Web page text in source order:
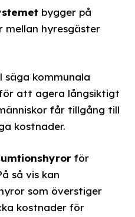
bygger på
mellan hyresgäster
säga kommunala
att agera långsiktigt
får tillgång till
kostnader.
för
så vis kan
som överstiger
kostnader för